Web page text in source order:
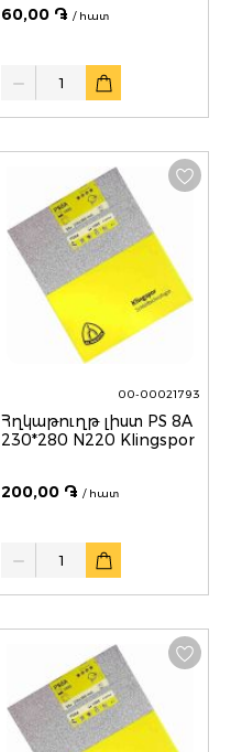
60,00 ֏ / հատ
Quantity
00-00021793
Հղկաթուղթ լիստ PS 8A
230*280 N220 Klingspor
200,00 ֏ / հատ
Quantity